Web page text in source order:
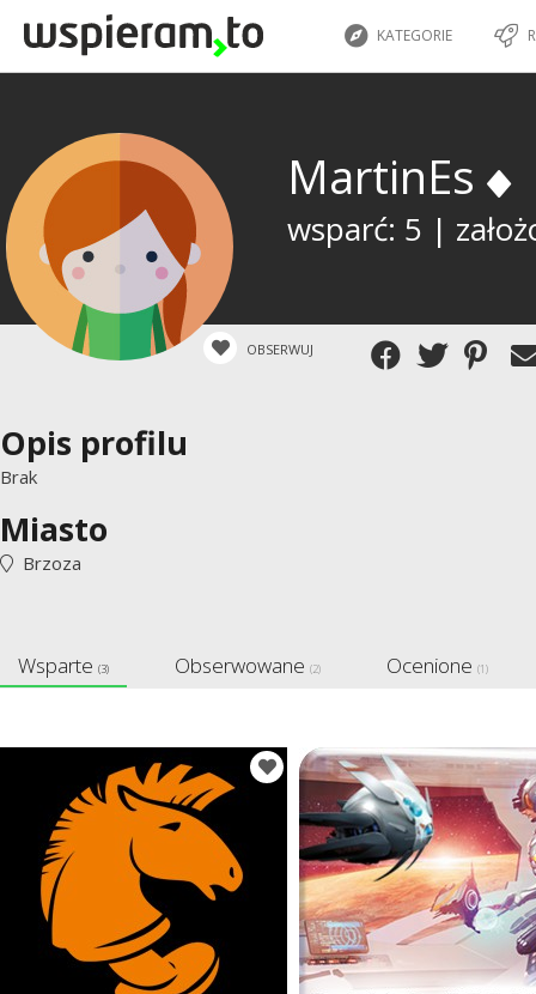
KATEGORIE
MartinEs
wsparć: 5 |
OBSERWUJ
Opis profilu
Brak
Miasto
Brzoza
Wsparte (3) Obserwowane (2) Ocenione (1)